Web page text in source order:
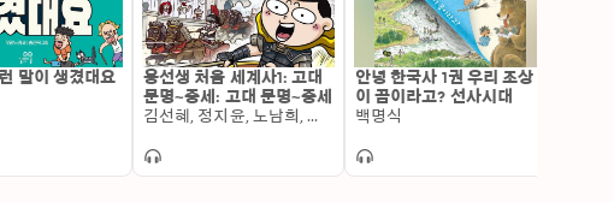
무대', ‘라디오 극장’, ‘라디오 문학관' 등을 통해 다양한 낭독
계사라니?’ 많은 분들이 ‘세계사’라는 이름 앞에서는 덜컥 겁
지명, 어려운 용어에 질린 나머지 몇 페이지도 넘기지 못하고
모아 ‘세계사 공부는 꼭 필요하다’고 말씀하십니다. 세상을
사가 있다는 걸 아시기 때문이지요. 그래서 오늘도 많은 부모
을 찾아 서점을 뒤지고 있습니다.《용선생 처음 세계사》는
말이 생겼대요
용선생 처음 세계사1: 고대
문명~중세: 고대 문명~중세
김선혜, 정지윤, 노남희, 뭉선생, 윤효식, 이우일, 김선빈, 사회평론 역사연구소
안녕 한국사 1권 우리 조상
이 곰이라고? 선사시대
백명식